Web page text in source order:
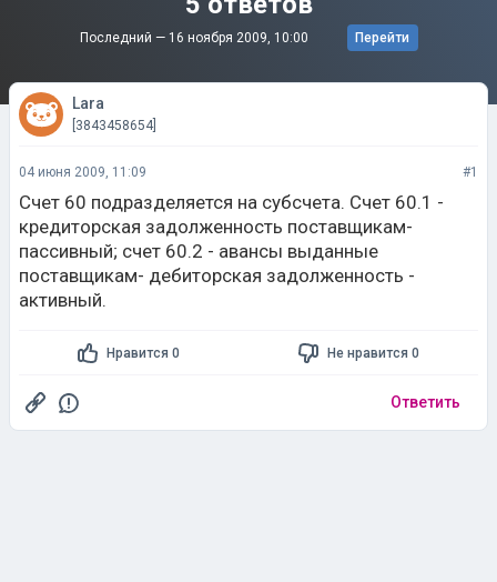
Последний — 16 ноября 2009, 10:00 Перейти
Lara
[3843458654]
04 июня 2009, 11:09 #1
Счет 60 подразделяется на субсчета. Счет 60.1 -
кредиторская задолженность поставщикам-
пассивный; счет 60.2 - авансы выданные
поставщикам- дебиторская задолженность -
активный.
Нравится 0 Не нравится 0
Ответить